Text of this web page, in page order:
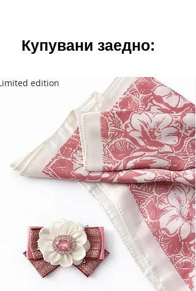
Купувани заедно:
edition